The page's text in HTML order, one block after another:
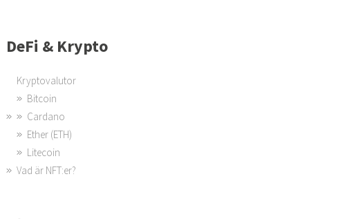
DeFi & Krypto
Kryptovalutor
Bitcoin
Cardano
Ether (ETH)
Litecoin
Vad är NFT:er?